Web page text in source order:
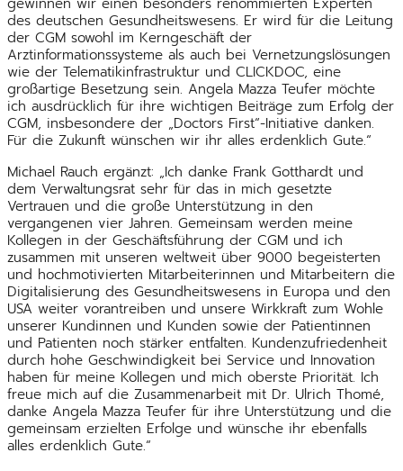
des deutschen Gesundheitswesens. Er wird für die Leitung
der CGM sowohl im Kerngeschäft der
Arztinformationssysteme als auch bei Vernetzungslösungen
wie der Telematikinfrastruktur und CLICKDOC, eine
großartige Besetzung sein. Angela Mazza Teufer möchte
ich ausdrücklich für ihre wichtigen Beiträge zum Erfolg der
CGM, insbesondere der „Doctors First“-Initiative danken.
Für die Zukunft wünschen wir ihr alles erdenklich Gute.“
Michael Rauch ergänzt: „Ich danke Frank Gotthardt und
dem Verwaltungsrat sehr für das in mich gesetzte
Vertrauen und die große Unterstützung in den
vergangenen vier Jahren. Gemeinsam werden meine
Kollegen in der Geschäftsführung der CGM und ich
zusammen mit unseren weltweit über 9000 begeisterten
und hochmotivierten Mitarbeiterinnen und Mitarbeitern die
Digitalisierung des Gesundheitswesens in Europa und den
USA weiter vorantreiben und unsere Wirkkraft zum Wohle
unserer Kundinnen und Kunden sowie der Patientinnen
und Patienten noch stärker entfalten. Kundenzufriedenheit
durch hohe Geschwindigkeit bei Service und Innovation
haben für meine Kollegen und mich oberste Priorität. Ich
freue mich auf die Zusammenarbeit mit Dr. Ulrich Thomé,
danke Angela Mazza Teufer für ihre Unterstützung und die
gemeinsam erzielten Erfolge und wünsche ihr ebenfalls
alles erdenklich Gute.“